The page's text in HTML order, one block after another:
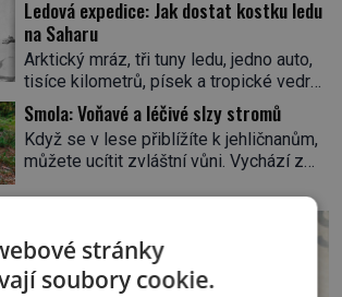
královská. Svůj přídomek nemá pro nic
za nic, […]
jediného zástupce zvířecí říše – kabara
pižmového. V Evropě ho jako první
popíše švédský botanik Carl Linné
(1707–1778), jenže v Asii o něm ví už
celá staletí. Zvíře připomíná jelena,
v kohoutku dosahuje […]
Ledová expedice: Jak dostat kostku ledu
na Saharu
Arktický mráz, tři tuny ledu, jedno auto,
tisíce kilometrů, písek a tropické vedro.
To je ve zkratce zdánlivě nesplnitelná
výzva, která se promění v úžasné
dobrodružství a důkaz, že nic není
nemožné. Vše začíná na podzim 1958
na […]
Smola: Voňavé a léčivé slzy stromů
Když se v lese přiblížíte k jehličnanům,
můžete ucítit zvláštní vůni. Vychází z
poraněného kmene. Kdysi lidé věřili, že
patří k nejstarším surovinám, s nimiž
lidstvo pracovalo. Chrání strom před
infekcí, hmyzem a vysycháním. Dá se
stránky
soubory cookie.